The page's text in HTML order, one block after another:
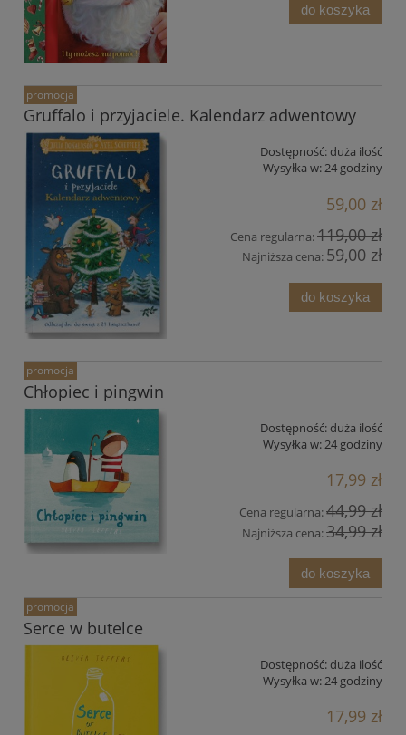
do koszyka
Gruffalo i przyjaciele. Kalendarz adwentowy
Dostępność: duża ilość
Wysyłka w:24 godziny
59,00 zł
Cena regularna:119,00 zł
Najniższa cena:59,00 zł
do koszyka
promocja
Chłopiec i pingwin
Dostępność: duża ilość
Wysyłka w:24 godziny
17,99 zł
Cena regularna:44,99 zł
Najniższa cena:34,99 zł
do koszyka
promocja
Serce w butelce
Dostępność: duża ilość
Wysyłka w:24 godziny
17,99 zł
promocja